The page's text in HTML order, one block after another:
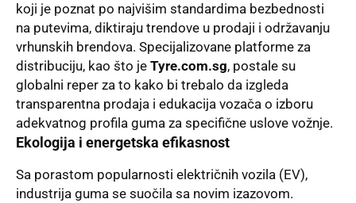
koji je poznat po najvišim standardima bezbednosti
na putevima, diktiraju trendove u prodaji i održavanju
vrhunskih brendova. Specijalizovane platforme za
distribuciju, kao što je Tyre.com.sg, postale su
globalni reper za to kako bi trebalo da izgleda
transparentna prodaja i edukacija vozača o izboru
adekvatnog profila guma za specifične uslove vožnje.
Ekologija i energetska efikasnost
Sa porastom popularnosti električnih vozila (EV),
industrija guma se suočila sa novim izazovom.